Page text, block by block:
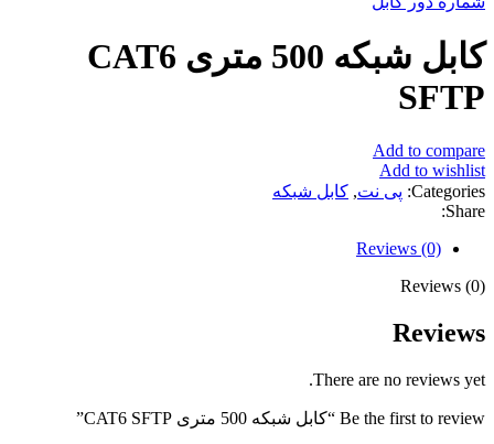
کابل شبکه 500 متری CAT6
SFTP
Add to compare
Add to wishlist
Categories: پی نت, کابل شبکه
Share:
Reviews (0)
Reviews (0)
Reviews
There are no reviews yet.
Be the first to review “کابل شبکه 500 متری CAT6 SFTP”